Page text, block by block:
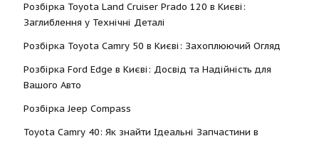
Розбірка Toyota Land Cruiser Prado 120 в Києві:
Заглиблення у Технічні Деталі
Розбірка Toyota Camry 50 в Києві: Захоплюючий Огляд
Розбірка Ford Edge в Києві: Досвід та Надійність для
Вашого Авто
Розбірка Jeep Compass
Toyota Camry 40: Як знайти Ідеальні Запчастини в